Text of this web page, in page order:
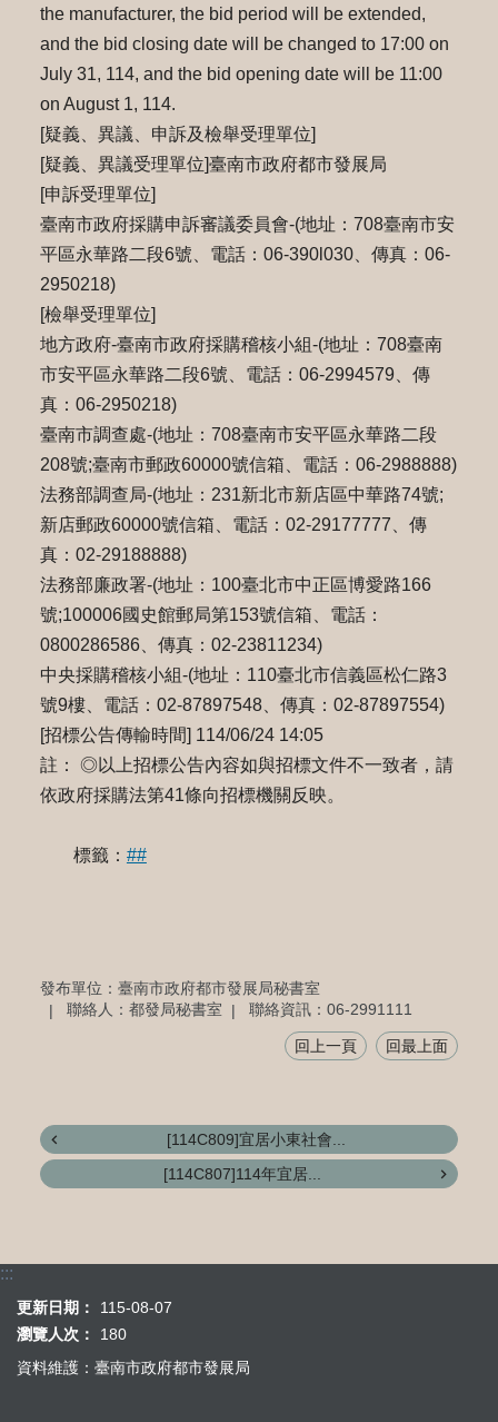
the manufacturer, the bid period will be extended,
and the bid closing date will be changed to 17:00 on
July 31, 114, and the bid opening date will be 11:00
on August 1, 114.
[疑義、異議、申訴及檢舉受理單位]
[疑義、異議受理單位]臺南市政府都市發展局
[申訴受理單位]
臺南市政府採購申訴審議委員會-(地址：708臺南市安
平區永華路二段6號、電話：06-390l030、傳真：06-
2950218)
[檢舉受理單位]
地方政府-臺南市政府採購稽核小組-(地址：708臺南
市安平區永華路二段6號、電話：06-2994579、傳
真：06-2950218)
臺南市調查處-(地址：708臺南市安平區永華路二段
208號;臺南市郵政60000號信箱、電話：06-2988888)
法務部調查局-(地址：231新北市新店區中華路74號;
新店郵政60000號信箱、電話：02-29177777、傳
真：02-29188888)
法務部廉政署-(地址：100臺北市中正區博愛路166
號;100006國史館郵局第153號信箱、電話：
0800286586、傳真：02-23811234)
中央採購稽核小組-(地址：110臺北市信義區松仁路3
號9樓、電話：02-87897548、傳真：02-87897554)
[招標公告傳輸時間] 114/06/24 14:05
註： ◎以上招標公告內容如與招標文件不一致者，請
依政府採購法第41條向招標機關反映。
標籤： ##
發布單位：臺南市政府都市發展局秘書室
聯絡人：都發局秘書室
聯絡資訊：06-2991111
回上一頁 回最上面
[114C809]宜居小東社會...
[114C807]114年宜居...
:::
更新日期：
115-08-07
瀏覽人次：
180
資料維護：臺南市政府都市發展局